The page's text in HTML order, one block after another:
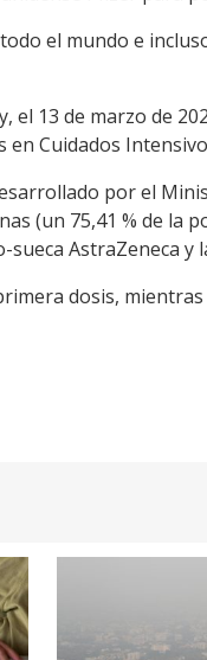
el mundo e
13 de marzo de
Cuidados
por el
(un 75,41 % de la
AstraZeneca y
dosis,